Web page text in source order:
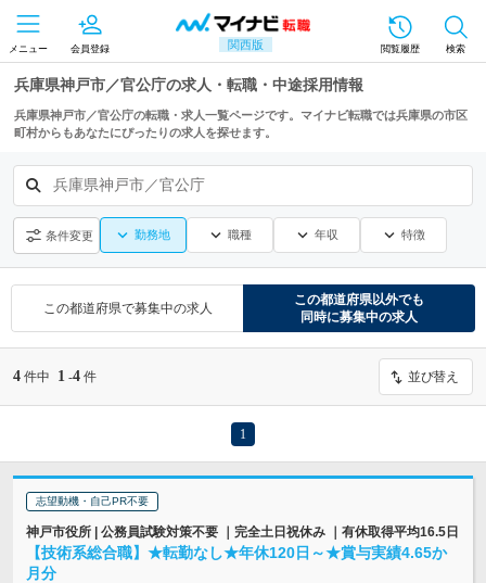
関西版
メニュー 会員登録 閲覧履歴 検索
兵庫県神戸市／官公庁の求人・転職・中途採用情報
兵庫県神戸市／官公庁の転職・求人一覧ページです。マイナビ転職では兵庫県の市区
町村からもあなたにぴったりの求人を探せます。
兵庫県神戸市／官公庁
条件変更 勤務地 職種 年収 特徴
この都道府県で募集中の求人
この都道府県以外でも
同時に募集中の求人
4 件中 1 -4 件 並び替え
1
志望動機・自己PR不要
神戸市役所 | 公務員試験対策不要 ｜完全土日祝休み ｜有休取得平均16.5日
【技術系総合職】★転勤なし★年休120日～★賞与実績4.65か
月分